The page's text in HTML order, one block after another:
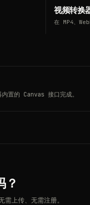
视频转换
在 MP4、
置的 Canvas 接口完成。
？
上传、无需注册。